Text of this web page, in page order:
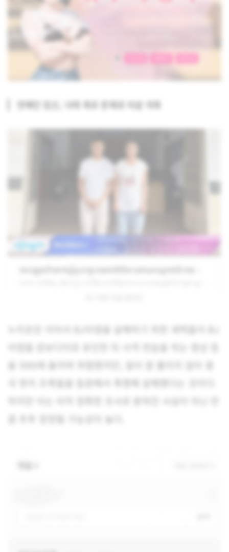
연예인 임신, 낙태 폭로 문제로 타살 의혹
누리꾼은 이어서 BJ아영을 살해하기 위한 세력들이 BJ
아영을 캄보디아로 유인한 뒤 사격 연습을 하는 영상 등
을 SNS에 올리며 위협했지만, 일이 잘 풀리지 않아 결
국 현지 조폭들을 동원해서 폭행해 살해했다는 것이다.
큼 추후 정정될 가능성이 높다.